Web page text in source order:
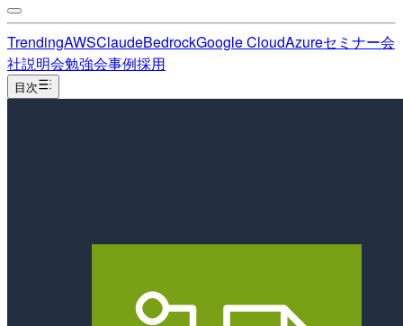
TrendingAWSClaudeBedrockGoogle CloudAzureセミナー会
社説明会勉強会事例採用
目次